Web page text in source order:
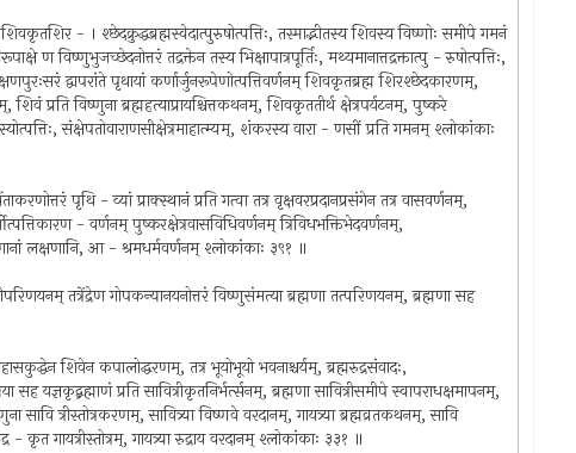
- । श्छेदक्रुद्धब्रह्मस्वेदात्पुरुषोत्पत्तिः, तस्माद्भीतस्य शिवस्य विष्णोः समीपे गमनं
ण विष्णुभुजच्छेदनोत्तरं तद्रक्तेन तस्य भिक्षापात्रपूर्तिः, मथ्यमानात्तद्रक्तात्पु - रुषोत्पत्तिः,
द्वापरांते पृथायां कर्णार्जुनरूपेणोत्पत्तिवर्णनम् शिवकृतब्रह्म शिरश्छेदकारणम्,
शिवं प्रति विष्णुना ब्रह्महत्याप्रायश्चित्तकथनम्, शिवकृततीर्थ क्षेत्रपर्यटनम्, पुष्करे
संक्षेपतोवाराणसीक्षेत्रमाहात्म्यम्, शंकरस्य वारा - णसीं प्रति गमनम् श्लोकांकाः
पृथि - व्यां प्राक्स्थानं प्रति गत्वा तत्र वृक्षवरप्रदानप्रसंगेन तत्र वासवर्णनम्,
- वर्णनम् पुष्करक्षेत्रवासविधिवर्णनम् त्रिविधभक्तिभेदवर्णनम्,
लक्षणानि, आ - श्रमधर्मवर्णनम् श्लोकांकाः ३९१ ॥
तत्रेंद्रेण गोपकन्यानयनोत्तरं विष्णुसंमत्या ब्रह्मणा तत्परिणयनम्, ब्रह्मणा सह
शिवेन कपालोद्धरणम्, तत्र भूयोभूयो भवनाश्चर्यम्, ब्रह्मरुद्रसंवादः,
प्रति सावित्रीकृतनिर्भर्त्सनम्, ब्रह्मणा सावित्रीसमीपे स्वापराधक्षमापनम्,
सावि त्रीस्तोत्रकरणम्, सावित्र्या विष्णवे वरदानम्, गायत्र्या ब्रह्मव्रतकथनम्, सावि
- कृत गायत्रीस्तोत्रम्, गायत्र्या रुद्राय वरदानम् श्लोकांकाः ३३१ ॥